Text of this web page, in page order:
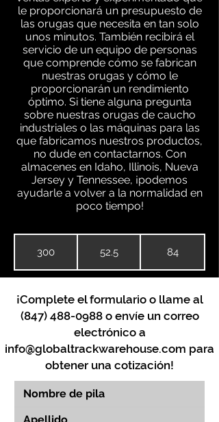
le proporcionará un presupuesto de
las orugas que necesita en tan solo
unos minutos. También recibirá el
servicio de un equipo de personas
que comprende cómo se fabrican
nuestras orugas y cómo le
proporcionarán un rendimiento
óptimo. Si tiene alguna pregunta
sobre nuestras orugas de caucho
industriales o las máquinas para las
que fabricamos nuestros productos,
no dude en contactarnos. Con
almacenes en Idaho, Illinois, Nueva
Jersey y Tennessee, ¡podemos
ayudarle a volver a la normalidad en
poco tiempo!
300 52.5 84
¡Complete el formulario o llame al
(847) 488-0988o envíe un correo
electrónico a
info@globaltrackwarehouse.com para
obtener una cotización!